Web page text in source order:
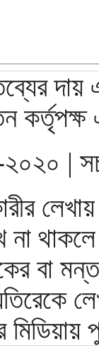
দায়
|
বা
মিডিয়ায়